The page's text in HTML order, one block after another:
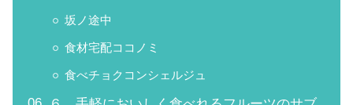
坂ノ途中
食材宅配ココノミ
食べチョクコンシェルジュ